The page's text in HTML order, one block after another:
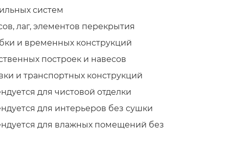
систем
лаг, элементов перекрытия
и временных конструкций
построек и навесов
и транспортных конструкций
для чистовой отделки
для интерьеров без сушки
для влажных помещений без